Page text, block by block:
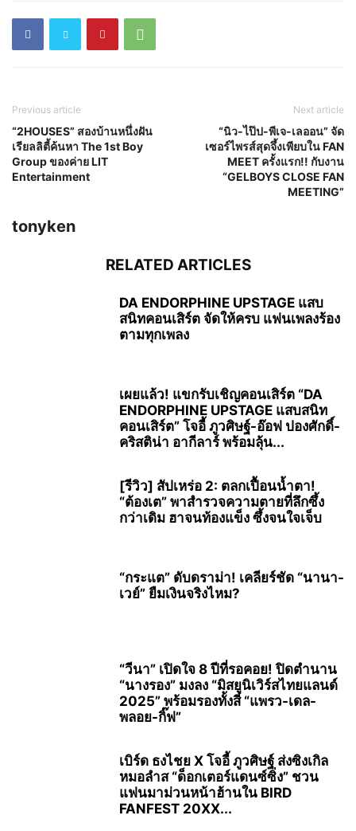
Previous article
“2HOUSES” สองบ้านหนึ่งฝัน
เรียลลิตี้ค้นหา The 1st Boy
Group ของค่าย LIT
Entertainment
Next article
“นิว-ไป๊ป-พีเจ-เลออน” จัด
เซอร์ไพรส์สุดจึ้งเพียบใน FAN
MEET ครั้งแรก!! กับงาน
“GELBOYS CLOSE FAN
MEETING”
tonyken
RELATED ARTICLES
DA ENDORPHINE UPSTAGE แสบ
สนิทคอนเสิร์ต จัดให้ครบ แฟนเพลงร้อง
ตามทุกเพลง
เผยแล้ว! แขกรับเชิญคอนเสิร์ต “DA
ENDORPHINE UPSTAGE แสบสนิท
คอนเสิร์ต” โจอี้ ภูวศิษฐ์-อ๊อฟ ปองศักดิ์-
คริสติน่า อากีลาร์ พร้อมลุ้น...
[รีวิว] สัปเหร่อ 2: ตลกเปื้อนน้ำตา!
“ต้องเต” พาสำรวจความตายที่ลึกซึ้ง
กว่าเดิม ฮาจนท้องแข็ง ซึ้งจนใจเจ็บ
“กระแต” ดับดราม่า! เคลียร์ชัด “นานา-
เวย์” ยืมเงินจริงไหม?
“วีนา” เปิดใจ 8 ปีที่รอคอย! ปิดตำนาน
“นางรอง” มงลง “มิสยูนิเวิร์สไทยแลนด์
2025” พร้อมรองทั้งสี่ “แพรว-เดล-
พลอย-กิ๊ฟ”
เบิร์ด ธงไชย X โจอี้ ภูวศิษฐ์ ส่งซิงเกิล
หมอลำส “ด็อกเตอร์แดนซ์ซิ่ง” ชวน
แฟนมาม่วนหน้าฮ้านใน BIRD
FANFEST 20XX...